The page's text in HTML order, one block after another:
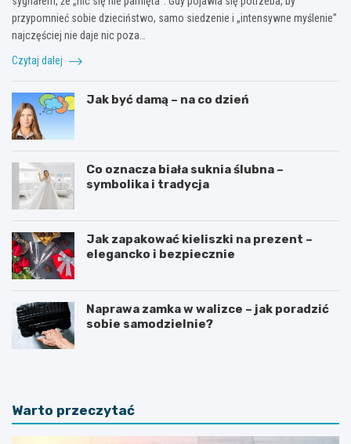
przypomnieć sobie dzieciństwo, samo siedzenie i „intensywne myślenie”
najczęściej nie daje nic poza…
Czytaj dalej
Jak być damą – na co dzień
Co oznacza biała suknia ślubna –
symbolika i tradycja
Jak zapakować kieliszki na prezent –
elegancko i bezpiecznie
Naprawa zamka w walizce – jak poradzić
sobie samodzielnie?
Warto przeczytać